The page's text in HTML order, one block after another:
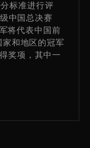
分标准进行评
中国总决赛
将代表中国前
国家和地区的冠军
奖项，其中一